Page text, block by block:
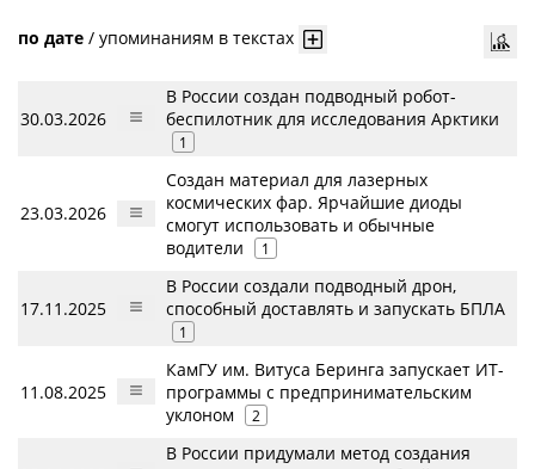
по дате / упоминаниям в текстах
30.03.2026
В России создан подводный робот-
беспилотник для исследования Арктики
1
23.03.2026
Создан материал для лазерных
космических фар. Ярчайшие диоды
смогут использовать и обычные
водители
1
17.11.2025
В России создали подводный дрон,
способный доставлять и запускать БПЛА
1
11.08.2025
КамГУ им. Витуса Беринга запускает ИТ-
программы с предпринимательским
уклоном
2
В России придумали метод создания